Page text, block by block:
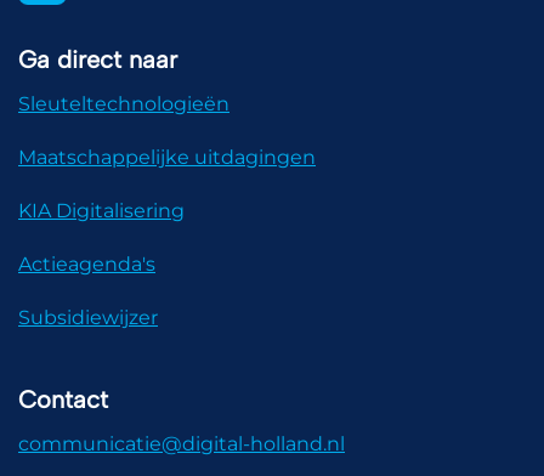
Ga direct naar
Sleuteltechnologieën
Maatschappelijke uitdagingen
KIA Digitalisering
Actieagenda's
Subsidiewijzer
Contact
communicatie@digital-holland.nl